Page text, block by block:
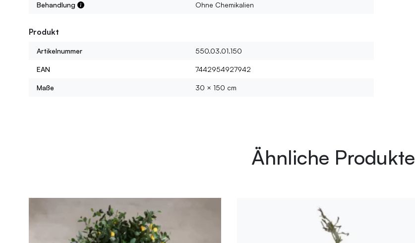
Behandlung Ohne Chemikalien
Produkt
Artikelnummer 550.03.01.150
EAN 7442954927942
Maße 30 × 150 cm
Ähnliche Produkte